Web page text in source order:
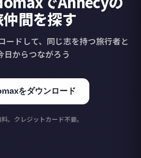
間を探す
ードして、同じ志を持つ旅行者と
日からつながろう
をダウンロード
。クレジットカード不要。